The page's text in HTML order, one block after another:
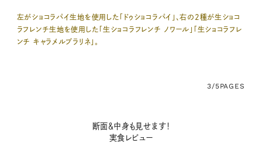
左がショコラパイ生地を使用した「ドゥショコラパイ」、右の2種が生ショコ
ラフレンチ生地を使用した「生ショコラフレンチ ノワール」「生ショコラフレ
ンチ キャラメルプラリネ」。
3/5PAGES
断面＆中身も見せます！
実食レビュー